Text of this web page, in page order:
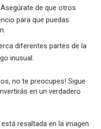
de que otros
para que puedas
diferentes partes de la
inusual.
no te preocupes! Sigue
en un verdadero
resaltada en la imagen